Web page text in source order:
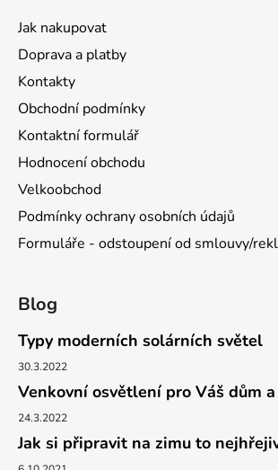
Jak nakupovat
Doprava a platby
Kontakty
Obchodní podmínky
Kontaktní formulář
Hodnocení obchodu
Velkoobchod
Podmínky ochrany osobních údajů
Formuláře - odstoupení od smlouvy/
Blog
Typy moderních solárních světel
30.3.2022
Venkovní osvětlení pro Váš dům
24.3.2022
Jak si připravit na zimu to